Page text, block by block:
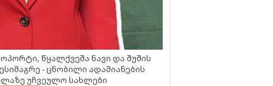
წყალქვეშა ნავი და შუშის
- ცნობილი ადამიანების
უჩვეულო სახლები